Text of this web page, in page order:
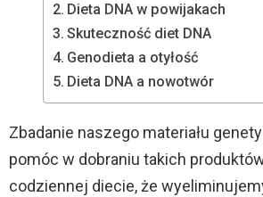
Dieta DNA w powijakach
Skuteczność diet DNA
Genodieta a otyłość
Dieta DNA a nowotwór
Zbadanie naszego materiału
pomóc w dobraniu takich
codziennej diecie, że